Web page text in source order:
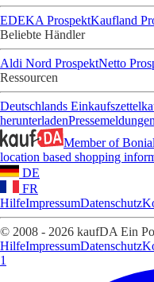
EDEKA ProspektKaufland
Beliebte Händler
Aldi Nord ProspektNetto
Ressourcen
Deutschlands Einkaufszettel
herunterladenPressemeldungen
Member of
location based shopping
DE
FR
HilfeImpressumDatenschutz
© 2008 - 2026 kaufDA Ein
HilfeImpressumDatenschutz
1